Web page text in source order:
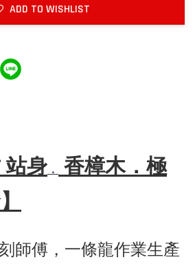
ADD TO WISHLIST
站身 ．
香樟木．極
師傅， 一條龍作業生產